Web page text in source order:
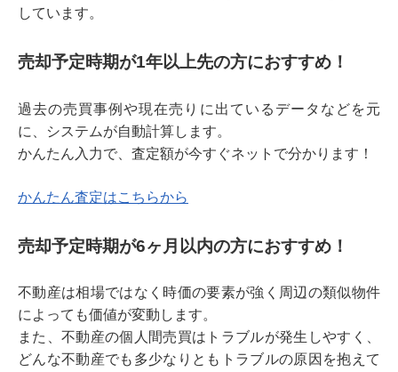
しています。
売却予定時期が1年以上先の方におすすめ！
過去の売買事例や現在売りに出ているデータなどを元
に、システムが自動計算します。
かんたん入力で、査定額が今すぐネットで分かります！
かんたん査定はこちらから
売却予定時期が6ヶ月以内の方におすすめ！
不動産は相場ではなく時価の要素が強く周辺の類似物件
によっても価値が変動します。
また、不動産の個人間売買はトラブルが発生しやすく、
どんな不動産でも多少なりともトラブルの原因を抱えて